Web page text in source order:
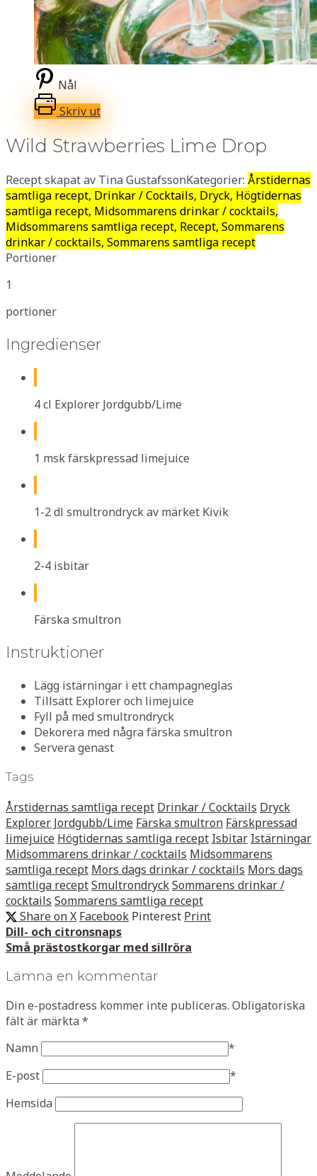
Nål
Skriv ut
Wild Strawberries Lime Drop
Recept skapat av Tina GustafssonKategorier: Årstidernas
samtliga recept, Drinkar / Cocktails, Dryck, Högtidernas
samtliga recept, Midsommarens drinkar / cocktails,
Midsommarens samtliga recept, Recept, Sommarens
drinkar / cocktails, Sommarens samtliga recept
Portioner
1
portioner
Ingredienser
4 cl Explorer Jordgubb/Lime
1 msk färskpressad limejuice
1-2 dl smultrondryck av märket Kivik
2-4 isbitar
Färska smultron
Instruktioner
Lägg istärningar i ett champagneglas
Tillsätt Explorer och limejuice
Fyll på med smultrondryck
Dekorera med några färska smultron
Servera genast
Tags
Årstidernas samtliga recept Drinkar / Cocktails Dryck
Explorer Jordgubb/Lime Färska smultron Färskpressad
limejuice Högtidernas samtliga recept Isbitar Istärningar
Midsommarens drinkar / cocktails Midsommarens
samtliga recept Mors dags drinkar / cocktails Mors dags
samtliga receptSmultrondryckSommarens drinkar /
cocktails Sommarens samtliga recept
Share on X Facebook Pinterest Print
Dill- och citronsnaps
Små prästostkorgar med sillröra
Lämna en kommentar
Din e-postadress kommer inte publiceras. Obligatoriska
fält är märkta *
Namn
*
E-post
*
Hemsida